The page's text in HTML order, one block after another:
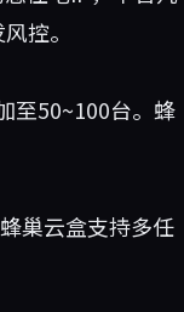
控。
至50~100台。蜂
巢云盒支持多任